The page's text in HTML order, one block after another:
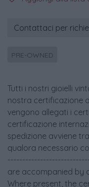
Contattaci per
PRE-OWNED
Tutti i nostri gioielli
nostra certificazione
vengono allegati i
certificazione
spedizione avviene
qualora necessario
are accompanied by
Where present, the